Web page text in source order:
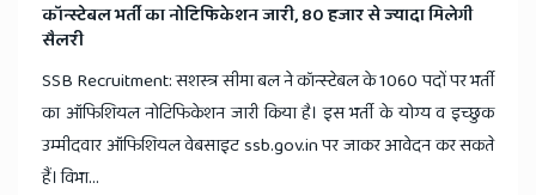
​कॉन्स्टेबल भर्ती का नोटिफिकेशन जारी, 80 हजार से ज्यादा मिलेगी
सैलरी
SSB Recruitment: सशस्त्र सीमा बल ने कॉन्स्टेबल के 1060 पदों पर भर्ती
का ऑफिशियल नोटिफिकेशन जारी किया है। इस भर्ती के योग्य व इच्छुक
उम्मीदवार ऑफिशियल वेबसाइट ssb.gov.in पर जाकर आवेदन कर सकते
हैं। विभा...